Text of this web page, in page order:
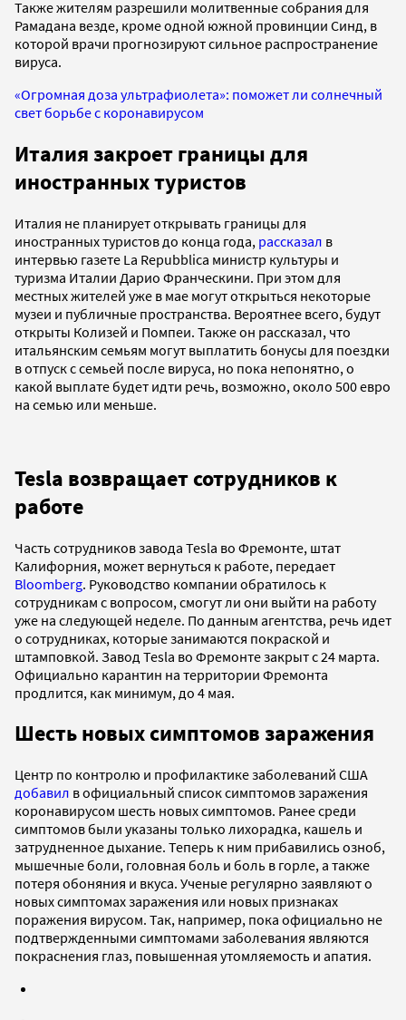
Также жителям разрешили молитвенные собрания для
Рамадана везде, кроме одной южной провинции Синд, в
которой врачи прогнозируют сильное распространение
вируса.
«Огромная доза ультрафиолета»: поможет ли солнечный
свет борьбе с коронавирусом
Италия закроет границы для
иностранных туристов
Италия не планирует открывать границы для
иностранных туристов до конца года, рассказал в
интервью газете La Repubblica министр культуры и
туризма Италии Дарио Франческини. При этом для
местных жителей уже в мае могут открыться некоторые
музеи и публичные пространства. Вероятнее всего, будут
открыты Колизей и Помпеи. Также он рассказал, что
итальянским семьям могут выплатить бонусы для поездки
в отпуск с семьей после вируса, но пока непонятно, о
какой выплате будет идти речь, возможно, около 500 евро
на семью или меньше.
Tesla возвращает сотрудников к
работе
Часть сотрудников завода Tesla во Фремонте, штат
Калифорния, может вернуться к работе, передает
Bloomberg. Руководство компании обратилось к
сотрудникам с вопросом, смогут ли они выйти на работу
уже на следующей неделе. По данным агентства, речь идет
о сотрудниках, которые занимаются покраской и
штамповкой. Завод Tesla во Фремонте закрыт с 24 марта.
Официально карантин на территории Фремонта
продлится, как минимум, до 4 мая.
Шесть новых симптомов заражения
Центр по контролю и профилактике заболеваний США
добавил в официальный список симптомов заражения
коронавирусом шесть новых симптомов. Ранее среди
симптомов были указаны только лихорадка, кашель и
затрудненное дыхание. Теперь к ним прибавились озноб,
мышечные боли, головная боль и боль в горле, а также
потеря обоняния и вкуса. Ученые регулярно заявляют о
новых симптомах заражения или новых признаках
поражения вирусом. Так, например, пока официально не
подтвержденными симптомами заболевания являются
покраснения глаз, повышенная утомляемость и апатия.